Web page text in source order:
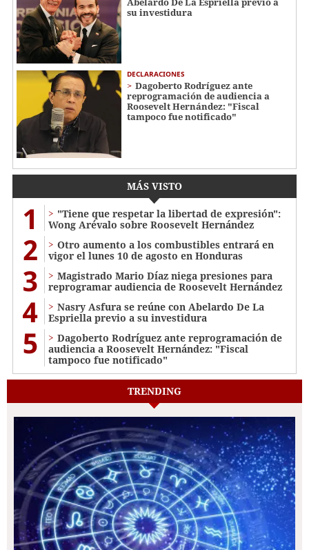
su investidura
DECLARACIONES
Dagoberto Rodríguez ante
reprogramación de audiencia a
Roosevelt Hernández: "Fiscal
tampoco fue notificado"
MÁS VISTO
1
"Tiene que respetar la libertad de expresión":
Wong Arévalo sobre Roosevelt Hernández
2
Otro aumento a los combustibles entrará en
vigor el lunes 10 de agosto en Honduras
3
Magistrado Mario Díaz niega presiones para
reprogramar audiencia de Roosevelt Hernández
4
Nasry Asfura se reúne con Abelardo De La
Espriella previo a su investidura
5
Dagoberto Rodríguez ante reprogramación de
audiencia a Roosevelt Hernández: "Fiscal
tampoco fue notificado"
TRENDING